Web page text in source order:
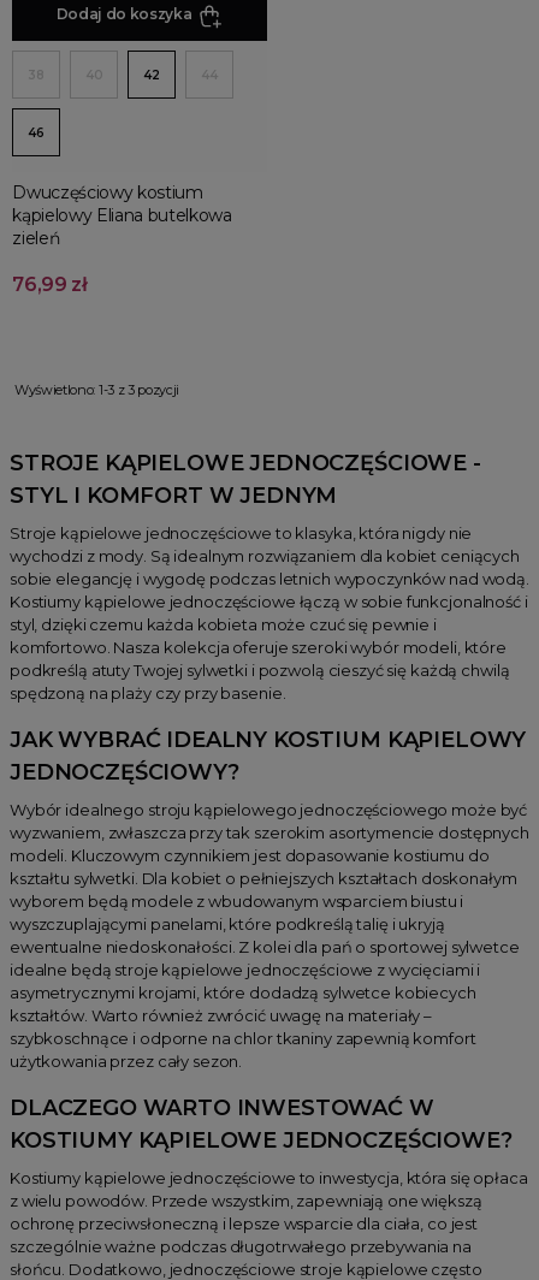
Dodaj do koszyka
38 40 42 44
46
Dwuczęściowy kostium
kąpielowy Eliana butelkowa
zieleń
76,99 zł
Wyświetlono: 1-3 z 3 pozycji
STROJE KĄPIELOWE JEDNOCZĘŚCIOWE -
STYL I KOMFORT W JEDNYM
Stroje kąpielowe jednoczęściowe to klasyka, która nigdy nie
wychodzi z mody. Są idealnym rozwiązaniem dla kobiet ceniących
sobie elegancję i wygodę podczas letnich wypoczynków nad wodą.
Kostiumy kąpielowe jednoczęściowe łączą w sobie funkcjonalność i
styl, dzięki czemu każda kobieta może czuć się pewnie i
komfortowo. Nasza kolekcja oferuje szeroki wybór modeli, które
podkreślą atuty Twojej sylwetki i pozwolą cieszyć się każdą chwilą
spędzoną na plaży czy przy basenie.
JAK WYBRAĆ IDEALNY KOSTIUM KĄPIELOWY
JEDNOCZĘŚCIOWY?
Wybór idealnego stroju kąpielowego jednoczęściowego może być
wyzwaniem, zwłaszcza przy tak szerokim asortymencie dostępnych
modeli. Kluczowym czynnikiem jest dopasowanie kostiumu do
kształtu sylwetki. Dla kobiet o pełniejszych kształtach doskonałym
wyborem będą modele z wbudowanym wsparciem biustu i
wyszczuplającymi panelami, które podkreślą talię i ukryją
ewentualne niedoskonałości. Z kolei dla pań o sportowej sylwetce
idealne będą stroje kąpielowe jednoczęściowe z wycięciami i
asymetrycznymi krojami, które dodadzą sylwetce kobiecych
kształtów. Warto również zwrócić uwagę na materiały –
szybkoschnące i odporne na chlor tkaniny zapewnią komfort
użytkowania przez cały sezon.
DLACZEGO WARTO INWESTOWAĆ W
KOSTIUMY KĄPIELOWE JEDNOCZĘŚCIOWE?
Kostiumy kąpielowe jednoczęściowe to inwestycja, która się opłaca
z wielu powodów. Przede wszystkim, zapewniają one większą
ochronę przeciwsłoneczną i lepsze wsparcie dla ciała, co jest
szczególnie ważne podczas długotrwałego przebywania na
słońcu. Dodatkowo, jednoczęściowe stroje kąpielowe często